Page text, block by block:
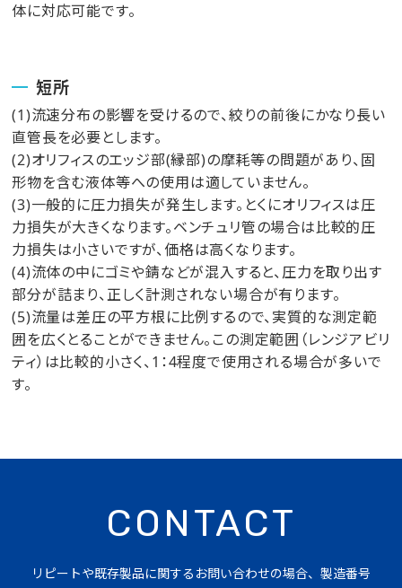
体に対応可能です。
短所
(1)流速分布の影響を受けるので、絞りの前後にかなり長い
直管長を必要とします。
(2)オリフィスのエッジ部(縁部)の摩耗等の問題があり、固
形物を含む液体等への使用は適していません。
(3)一般的に圧力損失が発生します。とくにオリフィスは圧
力損失が大きくなります。ベンチュリ管の場合は比較的圧
力損失は小さいですが、価格は高くなります。
(4)流体の中にゴミや錆などが混入すると、圧力を取り出す
部分が詰まり、正しく計測されない場合が有ります。
(5)流量は差圧の平方根に比例するので、実質的な測定範
囲を広くとることができません。この測定範囲（レンジアビリ
ティ）は比較的小さく、1：4程度で使用される場合が多いで
す。
CONTACT
リピートや既存製品に関するお問い合わせの場合、製造番号